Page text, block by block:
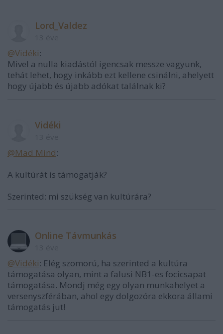
Lord_Valdez
@Vidéki:
Mivel a nulla kiadástól igencsak messze vagyunk,
tehát lehet, hogy inkább ezt kellene csinálni, ahelyett
hogy újabb és újabb adókat találnak ki?
Vidéki
@Mad Mind:
A kultúrát is támogatják?
Szerinted: mi szükség van kultúrára?
Online Távmunkás
@Vidéki: Elég szomorú, ha szerinted a kultúra
támogatása olyan, mint a falusi NB1-es focicsapat
támogatása. Mondj még egy olyan munkahelyet a
versenyszférában, ahol egy dolgozóra ekkora állami
támogatás jut!